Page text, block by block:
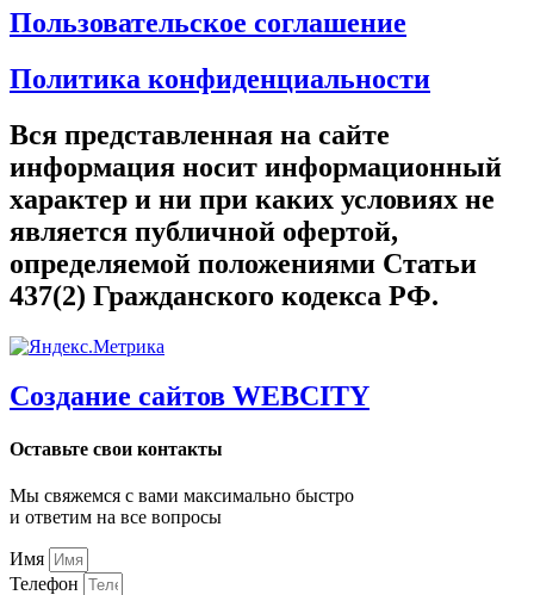
Пользовательское соглашение
Политика конфиденциальности
Вся представленная на сайте
информация носит информационный
характер и ни при каких условиях не
является публичной офертой,
определяемой положениями Статьи
437(2) Гражданского кодекса РФ.
Создание сайтов WEBCITY
Оставьте свои контакты
Мы свяжемся с вами максимально быстро
и ответим на все вопросы
Имя
Телефон